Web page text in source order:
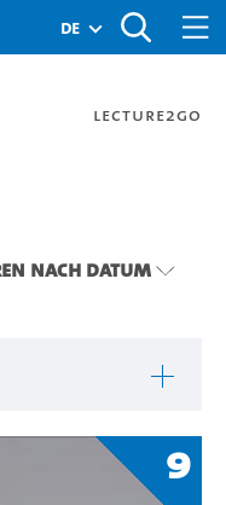
de
Lecture2Go
nach Datum
9